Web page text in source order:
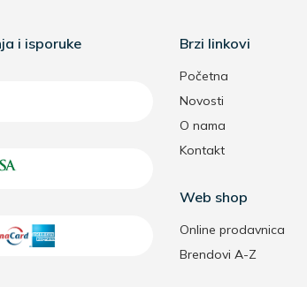
i isporuke Brzi linkovi
Početna
Novosti
O nama
Kontakt
Web shop
Online prodavnica
Brendovi A-Z